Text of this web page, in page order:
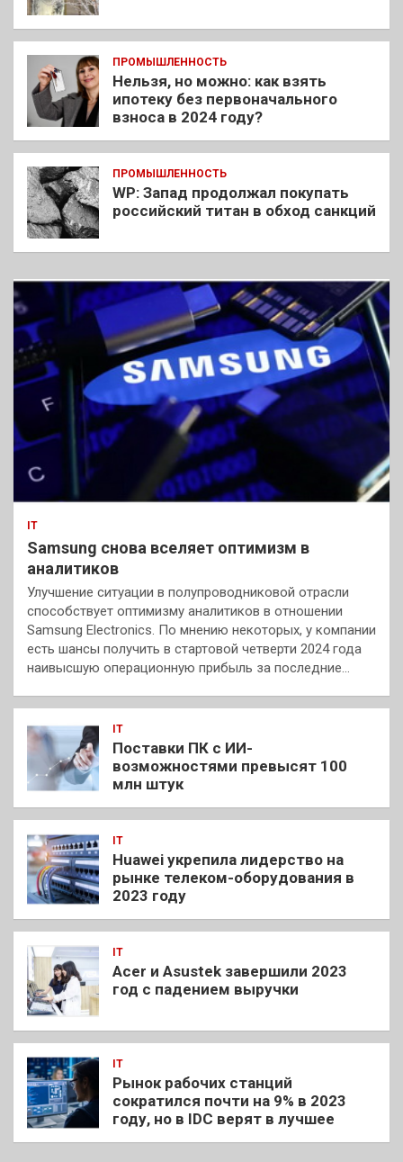
ПРОМЫШЛЕННОСТЬ
Нельзя, но можно: как взять
ипотеку без первоначального
взноса в 2024 году?
ПРОМЫШЛЕННОСТЬ
WP: Запад продолжал покупать
российский титан в обход санкций
IT
Samsung снова вселяет оптимизм в
аналитиков
Улучшение ситуации в полупроводниковой отрасли
способствует оптимизму аналитиков в отношении
Samsung Electronics. По мнению некоторых, у компании
есть шансы получить в стартовой четверти 2024 года
наивысшую операционную прибыль за последние…
IT
Поставки ПК с ИИ-
возможностями превысят 100
млн штук
IT
Huawei укрепила лидерство на
рынке телеком-оборудования в
2023 году
IT
Acer и Asustek завершили 2023
год с падением выручки
IT
Рынок рабочих станций
сократился почти на 9% в 2023
году, но в IDC верят в лучшее